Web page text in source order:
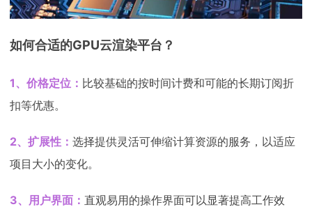
如何合适的GPU云渲染平台？
1、价格定位： 比较基础的按时间计费和可能的长期订阅折
扣等优惠。
2、扩展性： 选择提供灵活可伸缩计算资源的服务，以适应
项目大小的变化。
3、用户界面： 直观易用的操作界面可以显著提高工作效